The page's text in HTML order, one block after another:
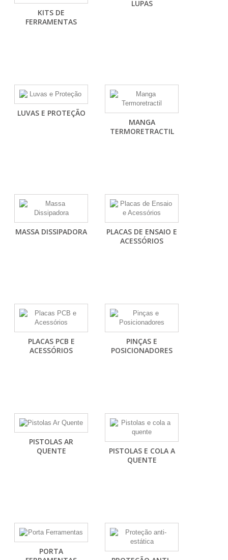
KITS DE
FERRAMENTAS
LUPAS
LUVAS E PROTEÇÃO
MANGA
TERMORETRACTIL
MASSA DISSIPADORA
PLACAS DE ENSAIO E
ACESSÓRIOS
PLACAS PCB E
ACESSÓRIOS
PINÇAS E
POSICIONADORES
PISTOLAS AR
QUENTE
PISTOLAS E COLA A
QUENTE
PORTA